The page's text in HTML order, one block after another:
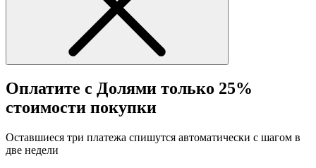
Оплатите с Долями только 25%
стоимости покупки
Оставшиеся три платежа спишутся автоматически с шагом в
две недели